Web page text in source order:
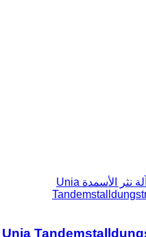
جديد آلة نثر الأسمدة Unia
Unia